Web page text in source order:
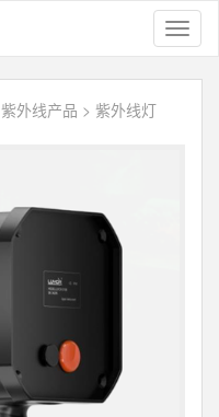
紫外线产品 > 紫外线灯